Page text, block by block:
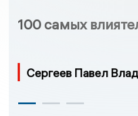
100 самых
Сергеев Павел